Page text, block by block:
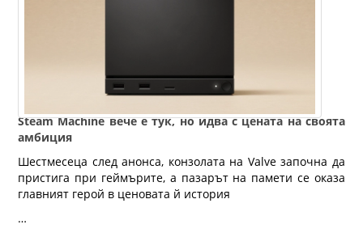
Steam Machine вече е тук, но идва с цената на своята
амбиция
Шестмесеца след анонса, конзолата на Valve започна да
пристига при геймърите, а пазарът на памети се оказа
главният герой в ценовата й история
…